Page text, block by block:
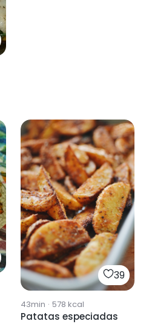
39
43min · 578 kcal
Patatas especiadas